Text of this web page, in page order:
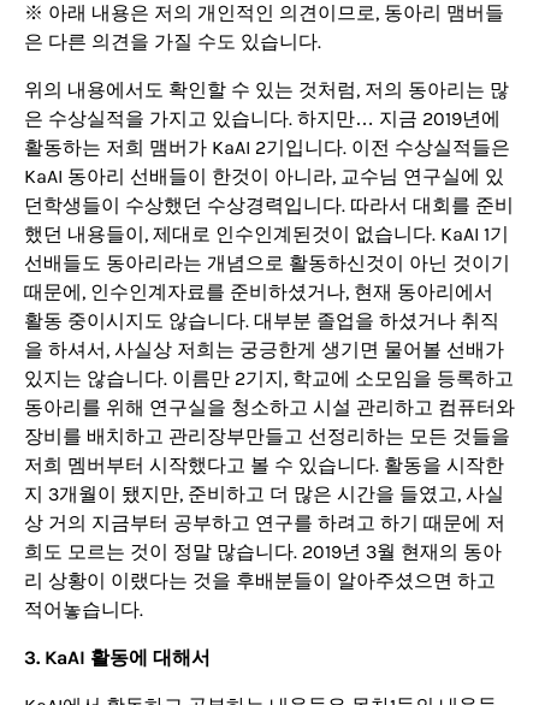
※ 아래 내용은 저의 개인적인 의견이므로, 동아리 맴버들
은 다른 의견을 가질 수도 있습니다.
위의 내용에서도 확인할 수 있는 것처럼, 저의 동아리는 많
은 수상실적을 가지고 있습니다. 하지만… 지금 2019년에
활동하는 저희 맴버가 KaAI 2기입니다. 이전 수상실적들은
KaAI 동아리 선배들이 한것이 아니라, 교수님 연구실에 있
던학생들이 수상했던 수상경력입니다. 따라서 대회를 준비
했던 내용들이, 제대로 인수인계된것이 없습니다. KaAI 1기
선배들도 동아리라는 개념으로 활동하신것이 아닌 것이기
때문에, 인수인계자료를 준비하셨거나, 현재 동아리에서
활동 중이시지도 않습니다. 대부분 졸업을 하셨거나 취직
을 하셔서, 사실상 저희는 궁긍한게 생기면 물어볼 선배가
있지는 않습니다. 이름만 2기지, 학교에 소모임을 등록하고
동아리를 위해 연구실을 청소하고 시설 관리하고 컴퓨터와
장비를 배치하고 관리장부만들고 선정리하는 모든 것들을
저희 멤버부터 시작했다고 볼 수 있습니다. 활동을 시작한
지 3개월이 됐지만, 준비하고 더 많은 시간을 들였고, 사실
상 거의 지금부터 공부하고 연구를 하려고 하기 때문에 저
희도 모르는 것이 정말 많습니다. 2019년 3월 현재의 동아
리 상황이 이랬다는 것을 후배분들이 알아주셨으면 하고
적어놓습니다.
3. KaAI 활동에 대해서